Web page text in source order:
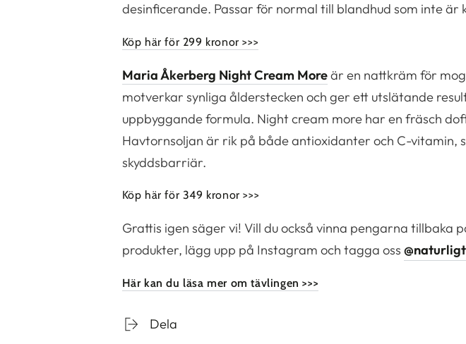
desinficerande. Passar för normal till blandhud som inte är
Köp här för 299 kronor >>>
Maria Åkerberg Night Cream Moreär en nattkräm för
motverkar synliga ålderstecken och ger ett utslätande
uppbyggande formula. Night cream more har en fräsch
Havtornsoljan är rik på både antioxidanter och C-vitamin,
skyddsbarriär.
Köp här för 349 kronor >>>
Grattis igen säger vi! Vill du också vinna pengarna tillbaka
produkter, lägg upp på Instagram och tagga oss
Här kan du läsa mer om tävlingen >>>
Dela